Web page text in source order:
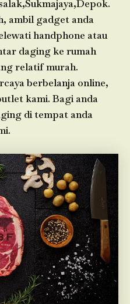
ambil gadget anda
handphone atau
daging ke rumah
relatif murah.
berbelanja online,
kami. Bagi anda
di tempat anda